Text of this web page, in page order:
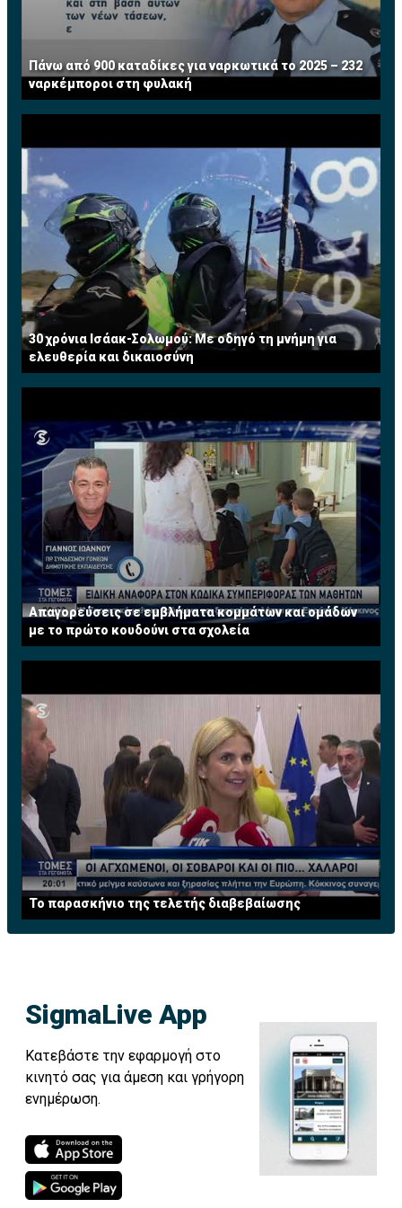
Πάνω από 900 καταδίκες για ναρκωτικά το 2025 – 232
ναρκέμποροι στη φυλακή
30 χρόνια Ισάακ-Σολωμού: Με οδηγό τη μνήμη για
ελευθερία και δικαιοσύνη
Απαγορεύσεις σε εμβλήματα κομμάτων και ομάδων
με το πρώτο κουδούνι στα σχολεία
Το παρασκήνιο της τελετής διαβεβαίωσης
SigmaLive App
Κατεβάστε την εφαρμογή στο
κινητό σας για άμεση και γρήγορη
ενημέρωση.